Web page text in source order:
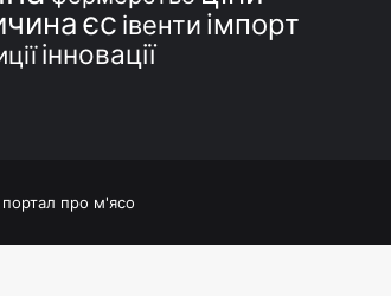
єс івенти імпорт
інновації
про м'ясо